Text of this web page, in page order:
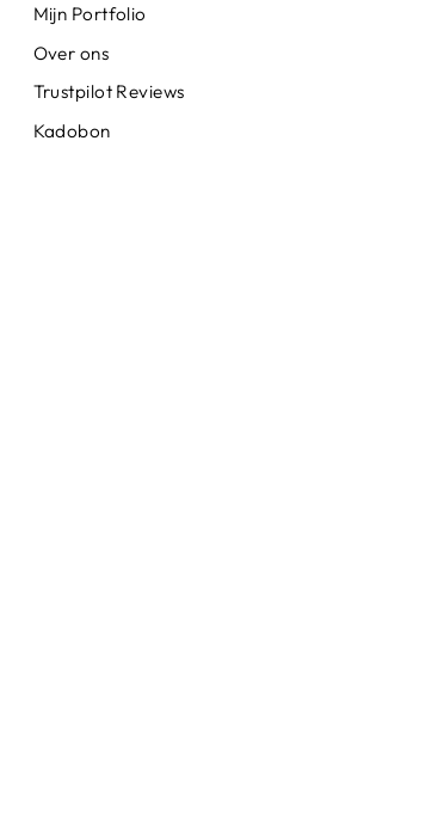
Mijn Portfolio
Over ons
Trustpilot Reviews
Kadobon